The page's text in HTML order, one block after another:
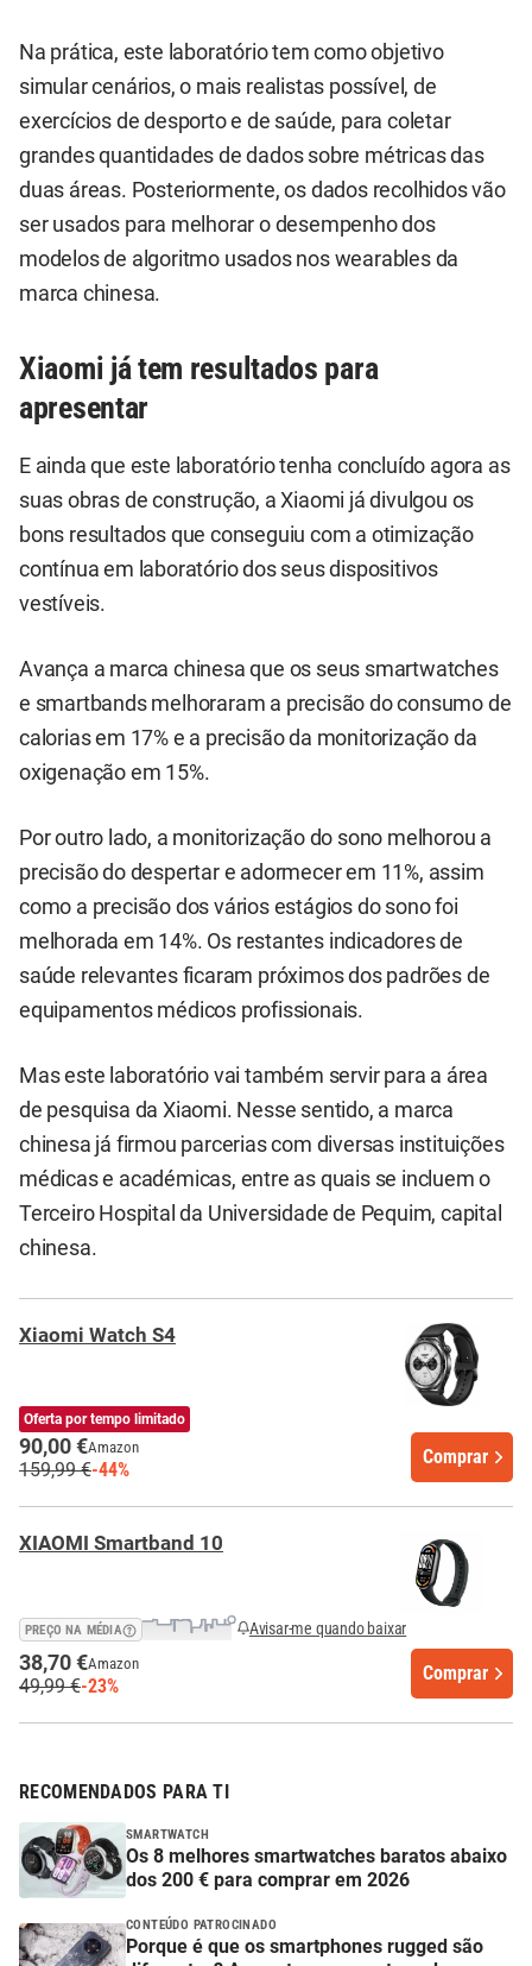
Na prática, este laboratório tem como objetivo
simular cenários, o mais realistas possível, de
exercícios de desporto e de saúde, para coletar
grandes quantidades de dados sobre métricas das
duas áreas. Posteriormente, os dados recolhidos vão
ser usados para melhorar o desempenho dos
modelos de algoritmo usados nos wearables da
marca chinesa.
Xiaomi já tem resultados para
apresentar
E ainda que este laboratório tenha concluído agora as
suas obras de construção, a Xiaomi já divulgou os
bons resultados que conseguiu com a otimização
contínua em laboratório dos seus dispositivos
vestíveis.
Avança a marca chinesa que os seus smartwatches
e smartbands melhoraram a precisão do consumo de
calorias em 17% e a precisão da monitorização da
oxigenação em 15%.
Por outro lado, a monitorização do sono melhorou a
precisão do despertar e adormecer em 11%, assim
como a precisão dos vários estágios do sono foi
melhorada em 14%. Os restantes indicadores de
saúde relevantes ficaram próximos dos padrões de
equipamentos médicos profissionais.
Mas este laboratório vai também servir para a área
de pesquisa da Xiaomi. Nesse sentido, a marca
chinesa já firmou parcerias com diversas instituições
médicas e académicas, entre as quais se incluem o
Terceiro Hospital da Universidade de Pequim, capital
chinesa.
Xiaomi Watch S4
Oferta por tempo limitado
90,00 €Amazon
159,99 €-44%
Comprar
XIAOMI Smartband 10
PREÇO NA MÉDIA Avisar-me quando baixar
38,70 €Amazon
49,99 €-23%
Comprar
RECOMENDADOS PARA TI
SMARTWATCH
Os 8 melhores smartwatches baratos abaixo
dos 200 € para comprar em 2026
CONTEÚDO PATROCINADO
Porque é que os smartphones rugged são